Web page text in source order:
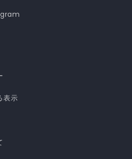
表示